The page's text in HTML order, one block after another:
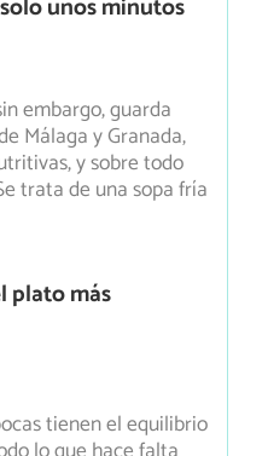
unos minutos
embargo, guarda
Málaga y Granada,
y sobre todo
trata de una sopa fría
plato más
tienen el equilibrio